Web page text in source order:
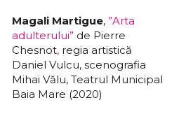
Magali Martigue, ”Arta
adulterului” de Pierre
Chesnot, regia artistică
Daniel Vulcu, scenografia
Mihai Vălu, Teatrul Municipal
Baia Mare (2020)